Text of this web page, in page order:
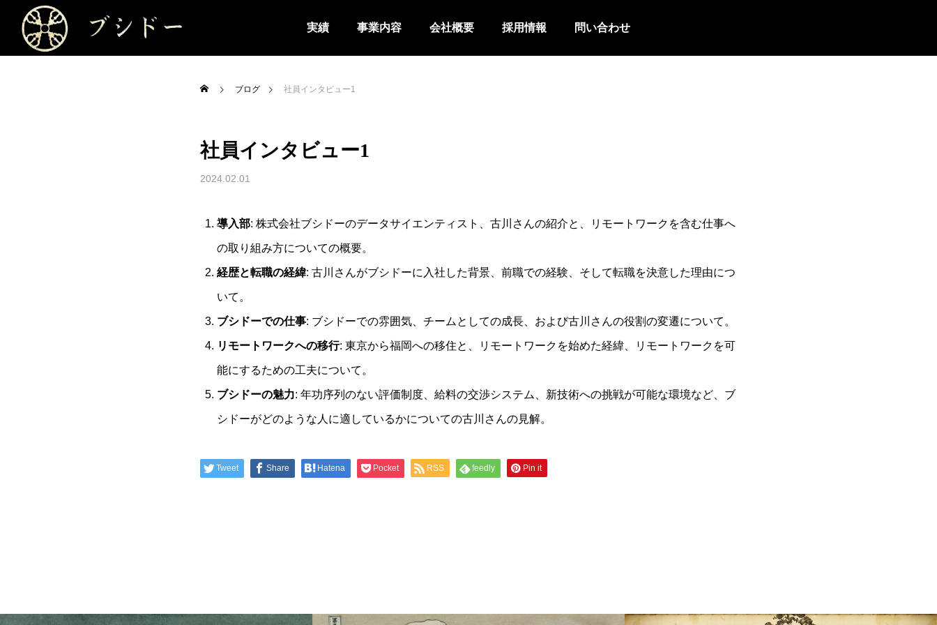
実績 事業内容 会社概要 採用情報 問い合わせ
ブログ 社員インタビュー1
社員インタビュー1
2024.02.01
導入部: 株式会社ブシドーのデータサイエンティスト、古川さんの紹介と、リモートワークを含む仕事へ
の取り組み方についての概要。
経歴と転職の経緯: 古川さんがブシドーに入社した背景、前職での経験、そして転職を決意した理由につ
いて。
ブシドーでの仕事: ブシドーでの雰囲気、チームとしての成長、および古川さんの役割の変遷について。
リモートワークへの移行: 東京から福岡への移住と、リモートワークを始めた経緯、リモートワークを可
能にするための工夫について。
ブシドーの魅力: 年功序列のない評価制度、給料の交渉システム、新技術への挑戦が可能な環境など、ブ
シドーがどのような人に適しているかについての古川さんの見解。
Tweet Share Hatena Pocket RSS feedly Pin it